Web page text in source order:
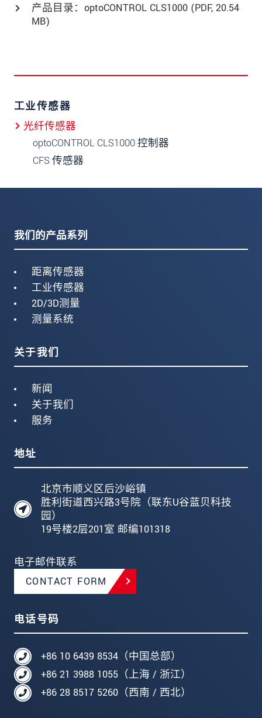
产品目录：optoCONTROL CLS1000 (PDF, 20.54
MB)
工业传感器
光纤传感器
optoCONTROL CLS1000 控制器
CFS 传感器
我们的产品系列
距离传感器
工业传感器
2D/3D测量
测量系统
关于我们
新闻
关于我们
服务
地址
北京市顺义区后沙峪镇
胜利街道西兴路3号院（联东U谷蓝贝科技
园）
19号楼2层201室 邮编101318
电子邮件联系
CONTACT FORM
电话号码
+86 10 6439 8534（中国总部）
+86 21 3988 1055（上海 / 浙江）
+86 28 8517 5260（西南 / 西北）